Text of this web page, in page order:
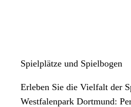
Spielplätze und Spielbogen
Erleben Sie die Vielfalt der
Westfalenpark Dortmund: